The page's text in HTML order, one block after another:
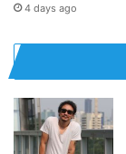
4 days ago